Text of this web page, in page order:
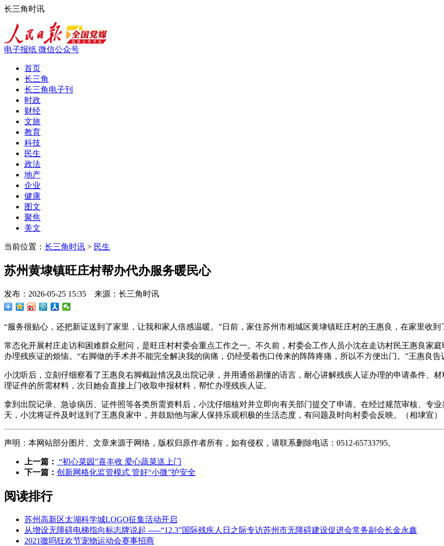
长三角时讯
电子报纸 微信公众号
首页
长三角
长三角电子刊
时政
财经
文旅
教育
科技
民生
政法
地产
企业
健康
图文
聚焦
美文
当前位置： 长三角时讯 > 民生
苏州黄埭镇旺庄村帮办代办服务暖民心
发布：2026-05-25 15:35 来源：长三角时讯
“服务很贴心，还把新证送到了家里，让我和家人倍感温暖。”日前，家住苏州市相城区黄埭镇旺庄村的王惠良，在家里收
常态化开展村庄走访和困难群众慰问，是旺庄村村委会重点工作之一。不久前，村委会工作人员小沈在走访村民王惠良家
办理残疾证的烦恼。“右脚做的手术并不能完全解决我的病痛，仍经受着伤口传来的阵阵疼痛，所以不方便出门。”王惠良
小沈听后，立刻仔细察看了王惠良右脚截趾情况及出院记录，并用通俗易懂的语言，耐心讲解残疾人证办理的申请条件、
理证件的所需材料，次日她会直接上门收取申报材料，帮忙办理残疾人证。
拿到出院记录、急诊病历、证件照等各类所需资料后，小沈仔细核对并立即向有关部门提交了申请。在经过规范审核、专
天，小沈将证件及时送到了王惠良家中，并鼓励他与家人保持乐观积极的生活态度，有问题及时向村委会反映。（相埭宣）
声明：本网站部分图片、文章来源于网络，版权归原作者所有，如有侵权，请联系删除电话：0512-65733795。
上一篇： “初心菜园”喜丰收 爱心蔬菜送上门
下一篇： 创新网格化监管模式 管好“小微”护安全
阅读排行
苏州高新区太湖科学城LOGO征集活动开启
从增设无障碍电梯指向标志牌说起 -----“12.3”国际残疾人日之际专访苏州市无障碍建设促进会常务副会长金永鑫
2021嗷呜狂欢节宠物运动会赛事招商